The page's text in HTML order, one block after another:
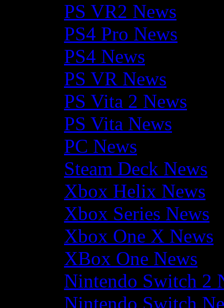
PS VR2 News
PS4 Pro News
PS4 News
PS VR News
PS Vita 2 News
PS Vita News
PC News
Steam Deck News
Xbox Helix News
Xbox Series News
Xbox One X News
XBox One News
Nintendo Switch 2
Nintendo Switch